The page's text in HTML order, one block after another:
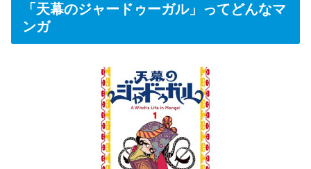
「天幕のジャードゥーガル」ってどんなマ
ンガ